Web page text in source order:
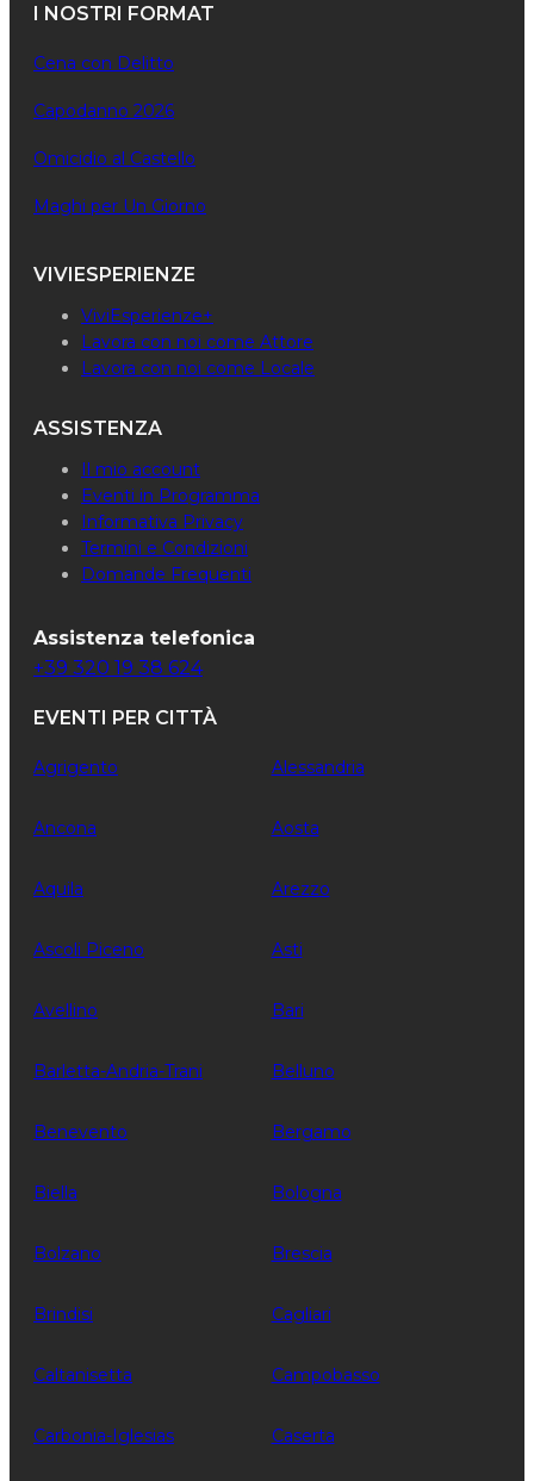
I NOSTRI FORMAT
Cena con Delitto
Capodanno 2026
Omicidio al Castello
Maghi per Un Giorno
VIVIESPERIENZE
ViviEsperienze+
Lavora con noi come Attore
Lavora con noi come Locale
ASSISTENZA
Il mio account
Eventi in Programma
Informativa Privacy
Termini e Condizioni
Domande Frequenti
Assistenza telefonica
+39 320 19 38 624
EVENTI PER CITTÀ
Agrigento Alessandria
Ancona Aosta
Aquila Arezzo
Ascoli Piceno Asti
Avellino Bari
Barletta-Andria-Trani Belluno
Benevento Bergamo
Biella Bologna
Bolzano Brescia
Brindisi Cagliari
Caltanisetta Campobasso
Carbonia-Iglesias Caserta